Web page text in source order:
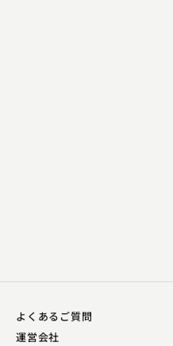
よくあるご質問
運営会社